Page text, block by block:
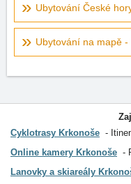
Ubytování České
Ubytování na mapě -
Cyklotrasy Krkonoše
Online kamery Krkonoše
Lanovky a skiareály